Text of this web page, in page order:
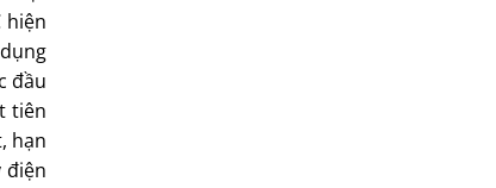
hiện
đầu
tiên
hạn
điện